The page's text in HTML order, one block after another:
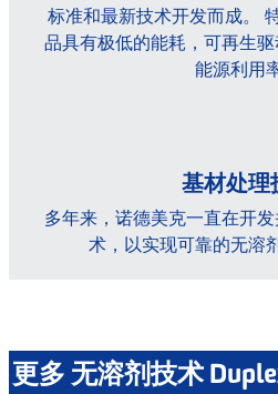
标准和最新技术开发而成。
品具有极低的能耗，可再生
能源利用
基材处理
多年来，诺德美克一直在开
术，以实现可靠的无溶
更多 无溶剂技术